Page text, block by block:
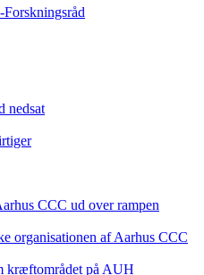
nedsat
CCC ud over rampen
organisationen af Aarhus CCC
kræftområdet på AUH